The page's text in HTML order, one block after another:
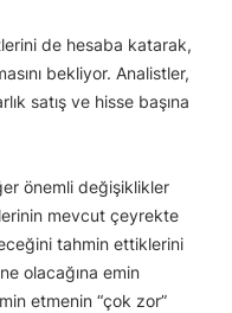
de hesaba katarak,
bekliyor. Analistler,
satış ve hisse başına
önemli değişiklikler
mevcut çeyrekte
tahmin ettiklerini
olacağına emin
etmenin “çok zor”